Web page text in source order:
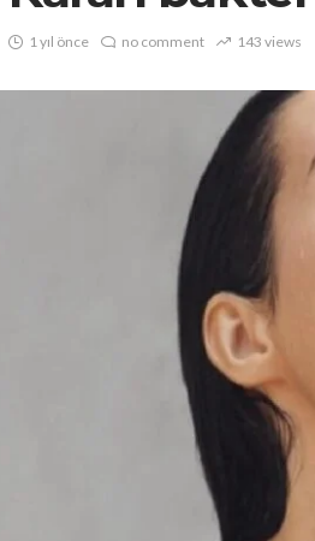
1 yıl önce no comment 143 views